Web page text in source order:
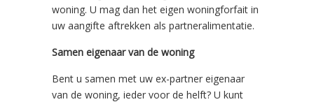
woning. U mag dan het eigen woningforfait in
uw aangifte aftrekken als partneralimentatie.
Samen eigenaar van de woning
Bent u samen met uw ex-partner eigenaar
van de woning, ieder voor de helft? U kunt